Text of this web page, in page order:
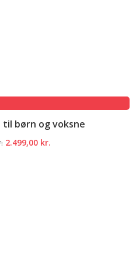
børn og voksne
Den
2.499,00 kr.